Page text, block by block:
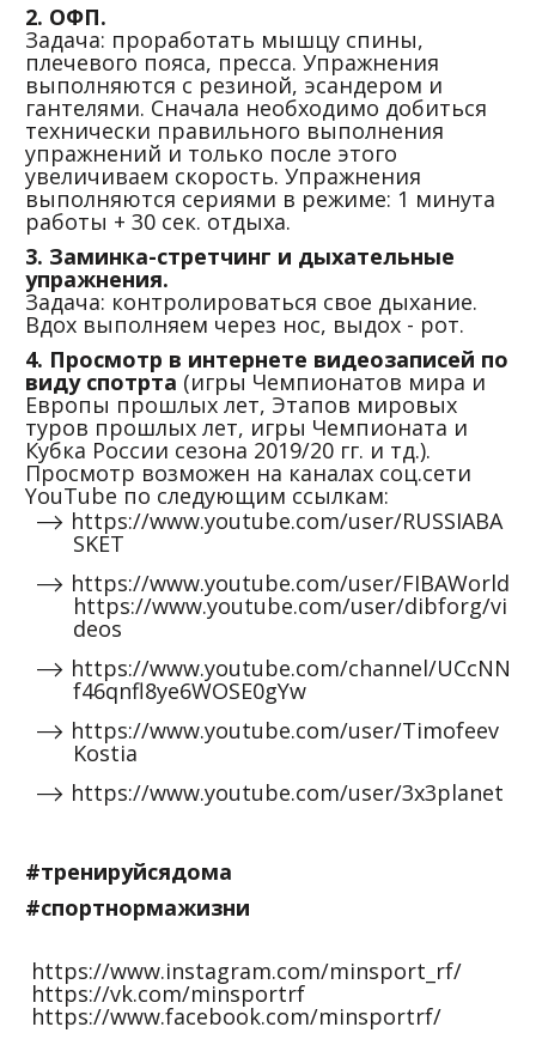
2. ОФП.
Задача: проработать мышцу спины,
плечевого пояса, пресса. Упражнения
выполняются с резиной, эсандером и
гантелями. Сначала необходимо добиться
технически правильного выполнения
упражнений и только после этого
увеличиваем скорость. Упражнения
выполняются сериями в режиме: 1 минута
работы + 30 сек. отдыха.
3. Заминка-стретчинг и дыхательные
упражнения.
Задача: контролироваться свое дыхание.
Вдох выполняем через нос, выдох - рот.
4. Просмотр в интернете видеозаписей по
виду спотрта (игры Чемпионатов мира и
Европы прошлых лет, Этапов мировых
туров прошлых лет, игры Чемпионата и
Кубка России сезона 2019/20 гг. и тд.).
Просмотр возможен на каналах соц.сети
YouTube по следующим ссылкам:
https://www.youtube.com/user/RUSSIABA
SKET
https://www.youtube.com/user/FIBAWorld
https://www.youtube.com/user/dibforg/vi
deos
https://www.youtube.com/channel/UCcNN
f46qnfl8ye6WOSE0gYw
https://www.youtube.com/user/Timofeev
Kostia
https://www.youtube.com/user/3x3planet
#тренируйсядома
#спортнормажизни
https://www.instagram.com/minsport_rf/
https://vk.com/minsportrf
https://www.facebook.com/minsportrf/